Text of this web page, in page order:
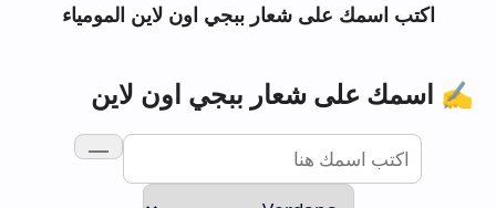
اكتب اسمك على شعار ببجي اون لاين المومياء
✍️ اسمك على شعار ببجي اون لاين